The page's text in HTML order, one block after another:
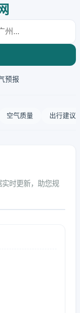
预报
空气质量 出行建议
时更新，助您规